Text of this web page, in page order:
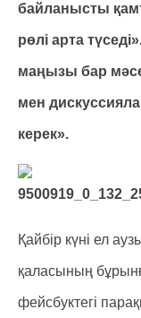
байланысты
рөлі арта
маңызы бар
мен
керек».
Қайбір күні ел
қаласының
фейсбуктегі